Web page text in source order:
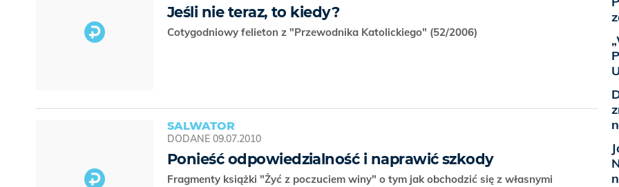
Jeśli nie teraz, to kiedy?
Cotygodniowy felieton z "Przewodnika Katolickiego" (52/2006)
SALWATOR
DODANE 09.07.2010
Ponieść odpowiedzialność i naprawić szkody
Fragmenty książki "Żyć z poczuciem winy" o tym jak obchodzić się z własnymi